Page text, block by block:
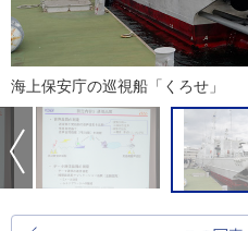
海上保安庁の巡視船「くろせ」